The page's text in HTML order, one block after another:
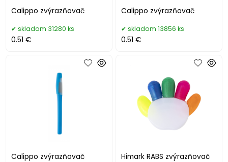
Calippo zvýrazňovač
skladom 31280 ks
0.51 €
Calippo zvýrazňovač
skladom 13856 ks
0.51 €
Calippo zvýrazňovač Himark RABS zvýrazňovač